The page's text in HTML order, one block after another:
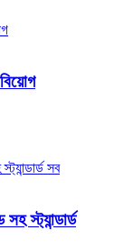
স্ট্যান্ডার্ড